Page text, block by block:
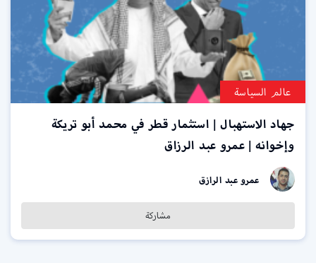
عالم السياسة
جهاد الاستهبال | استثمار قطر في محمد أبو تريكة
وإخوانه | عمرو عبد الرزاق
عمرو عبد الرازق
مشاركة